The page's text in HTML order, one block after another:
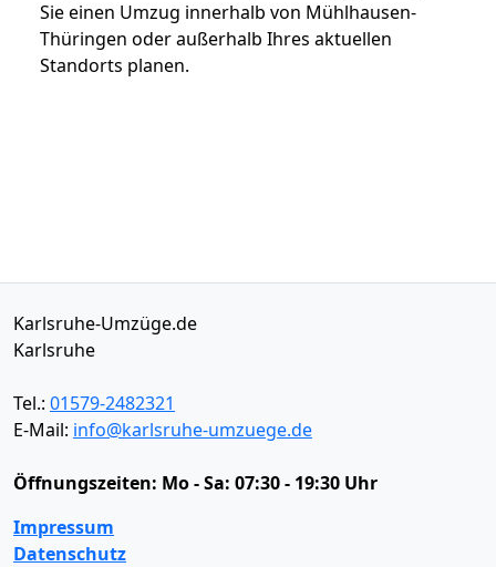
Sie einen Umzug innerhalb von Mühlhausen-
Thüringen oder außerhalb Ihres aktuellen
Standorts planen.
Karlsruhe-Umzüge.de
Karlsruhe
Tel.: 01579-2482321
E-Mail: info@karlsruhe-umzuege.de
Öffnungszeiten: Mo - Sa: 07:30 - 19:30 Uhr
Impressum
Datenschutz